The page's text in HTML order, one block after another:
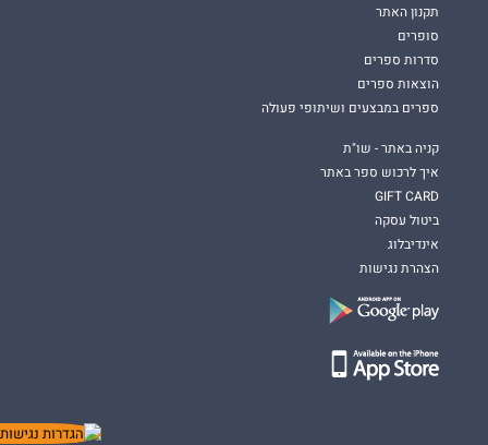
תקנון האתר
סופרים
סדרות ספרים
הוצאות ספרים
ספרים במבצעים ושיתופי פעולה
קניה באתר - שו"ת
איך לרכוש ספר באתר
GIFT CARD
ביטול עסקה
אינדיבלוג
הצהרת נגישות